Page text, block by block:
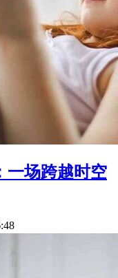
一场跨越时空